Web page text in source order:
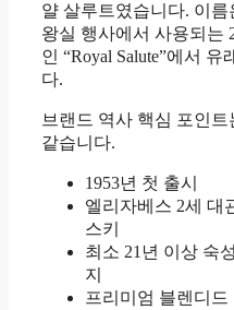
얄 살루트였습니다. 이름
왕실 행사에서 사용되는
인 “Royal Salute”에서 유
다.
브랜드 역사 핵심 포인트
같습니다.
1953년 첫 출시
엘리자베스 2세 대
스키
최소 21년 이상 숙
지
프리미엄 블렌디드